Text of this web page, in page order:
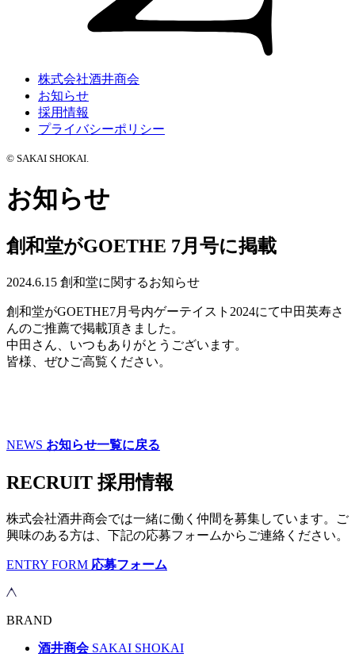
株式会社酒井商会
お知らせ
採用情報
プライバシーポリシー
© SAKAI SHOKAI.
お知らせ
創和堂がGOETHE 7月号に掲載
2024.6.15 創和堂に関するお知らせ
創和堂がGOETHE7月号内ゲーテイスト2024にて中田英寿さ
んのご推薦で掲載頂きました。
中田さん、いつもありがとうございます。
皆様、ぜひご高覧ください。
NEWS お知らせ一覧に戻る
RECRUIT 採用情報
株式会社酒井商会では一緒に働く仲間を募集しています。ご
興味のある方は、下記の応募フォームからご連絡ください。
ENTRY FORM 応募フォーム
BRAND
酒井商会 SAKAI SHOKAI